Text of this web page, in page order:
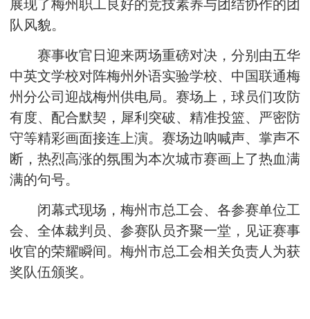
展现了梅州职工良好的竞技素养与团结协作的团
队风貌。
赛事收官日迎来两场重磅对决，分别由五华
中英文学校对阵梅州外语实验学校、中国联通梅
州分公司迎战梅州供电局。赛场上，球员们攻防
有度、配合默契，犀利突破、精准投篮、严密防
守等精彩画面接连上演。赛场边呐喊声、掌声不
断，热烈高涨的氛围为本次城市赛画上了热血满
满的句号。
闭幕式现场，梅州市总工会、各参赛单位工
会、全体裁判员、参赛队员齐聚一堂，见证赛事
收官的荣耀瞬间。梅州市总工会相关负责人为获
奖队伍颁奖。